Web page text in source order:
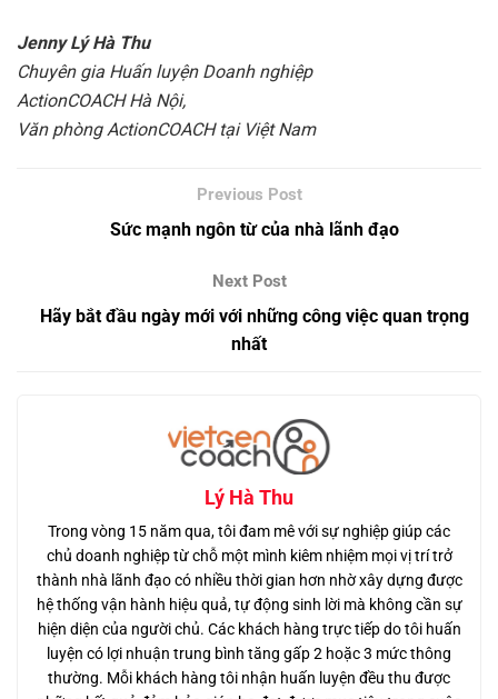
Jenny Lý Hà Thu
Chuyên gia Huấn luyện Doanh nghiệp
ActionCOACH Hà Nội,
Văn phòng ActionCOACH tại Việt Nam
Sức mạnh ngôn từ của nhà lãnh đạo
Hãy bắt đầu ngày mới với những công việc quan trọng
nhất
Lý Hà Thu
Trong vòng 15 năm qua, tôi đam mê với sự nghiệp giúp các
chủ doanh nghiệp từ chỗ một mình kiêm nhiệm mọi vị trí trở
thành nhà lãnh đạo có nhiều thời gian hơn nhờ xây dựng được
hệ thống vận hành hiệu quả, tự động sinh lời mà không cần sự
hiện diện của người chủ. Các khách hàng trực tiếp do tôi huấn
luyện có lợi nhuận trung bình tăng gấp 2 hoặc 3 mức thông
thường. Mỗi khách hàng tôi nhận huấn luyện đều thu được